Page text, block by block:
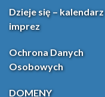
Dzieje się – kalendarz
imprez
Ochrona Danych
Osobowych
DOMENY